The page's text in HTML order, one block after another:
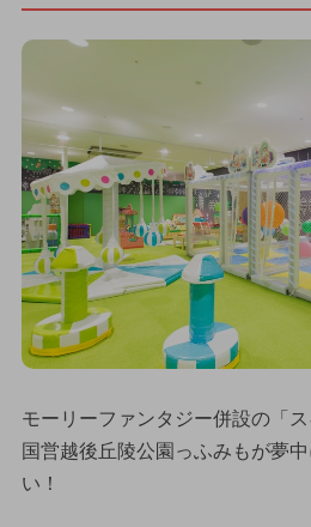
モーリーファンタジー併設の「ス
国営越後丘陵公園っふみもが夢
い！